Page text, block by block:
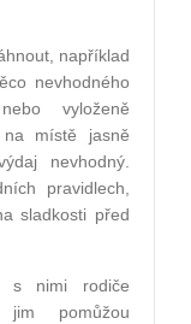
například
nevhodného
vyloženě
místě jasně
nevhodný.
pravidlech,
sladkosti před
s nimi rodiče
pomůžou